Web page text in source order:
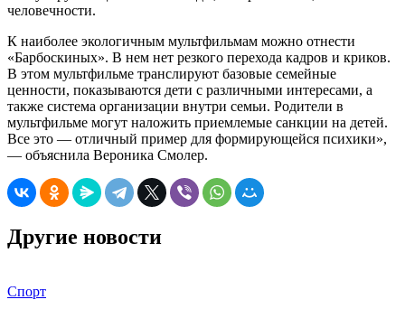
человечности.
К наиболее экологичным мультфильмам можно отнести
«Барбоскиных». В нем нет резкого перехода кадров и криков.
В этом мультфильме транслируют базовые семейные
ценности, показываются дети с различными интересами, а
также система организации внутри семьи. Родители в
мультфильме могут наложить приемлемые санкции на детей.
Все это — отличный пример для формирующейся психики»,
— объяснила Вероника Смолер.
Другие новости
Спорт